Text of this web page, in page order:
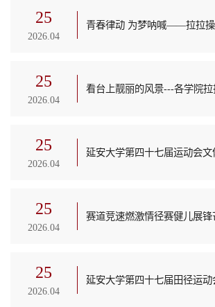
25
2026.04
青春律动 为梦呐喊——拉拉操
25
2026.04
看台上靓丽的风景---各学院
25
2026.04
延安大学第四十七届运动会
25
2026.04
25
2026.04
延安大学第四十七届田径运